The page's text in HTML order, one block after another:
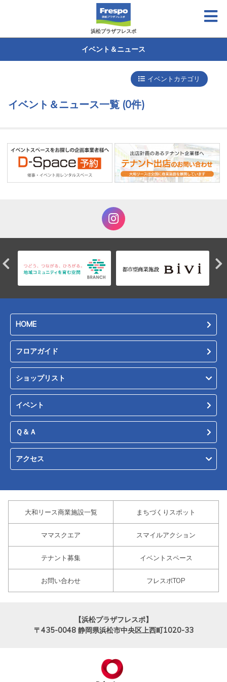
浜松プラザフレスポ
イベント＆ニュース
イベントカテゴリ
イベント＆ニュース一覧 (0件)
HOME
フロアガイド
ショップリスト
イベント
Ｑ＆Ａ
アクセス
大和リース商業施設一覧 まちづくりスポット
ママスクエア スマイルアクション
テナント募集 イベントスペース
お問い合わせ フレスポTOP
【浜松プラザフレスポ】
〒435-0048 静岡県浜松市中央区上西町1020-33